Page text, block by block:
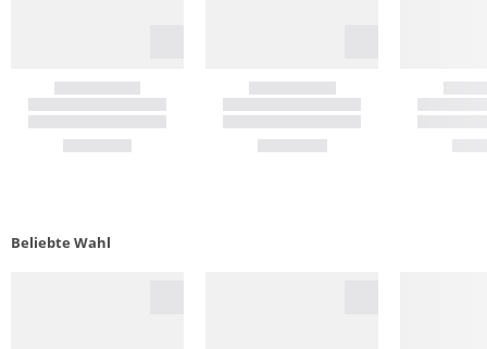
Beliebte Wahl